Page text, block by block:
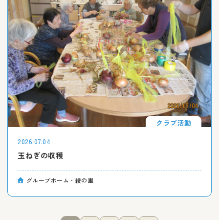
クラブ活動
2026.07.04
玉ねぎの収穫
グループホーム・綾の里